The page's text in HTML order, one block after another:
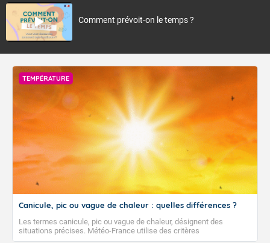
Comment prévoit-on le temps ?
TEMPÉRATURE
Canicule, pic ou vague de chaleur : quelles différences ?
Les termes canicule, pic ou vague de chaleur, désignent des
situations précises. Météo-France utilise des critères
climatologiques pour évaluer et qualifier les épisodes de chaleur qui